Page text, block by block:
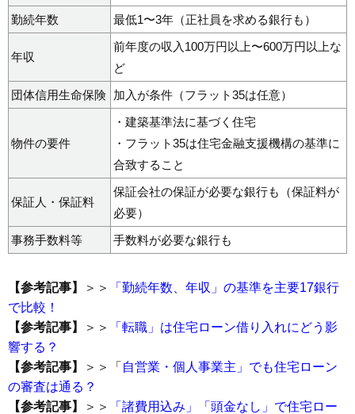
勤続年数
最低1〜3年（正社員を求める銀行も）
年収
前年度の収入100万円以上〜600万円以上な
ど
団体信用生命保険 加入が条件（フラット35は任意）
物件の要件
・建築基準法に基づく住宅
・フラット35は住宅金融支援機構の基準に
合致すること
保証人・保証料
保証会社の保証が必要な銀行も（保証料が
必要）
事務手数料等
手数料が必要な銀行も
【参考記事】 ＞＞
「勤続年数、年収」の基準を主要17銀行
で比較！
【参考記事】
＞＞
「転職」は住宅ローン借り入れにどう影
響する？
【参考記事】
＞＞ 「 自営業・個人事業主」でも住宅ローン
の審査は通る？
【参考記事】
＞＞
「諸費用込み」「頭金なし」で住宅ロー